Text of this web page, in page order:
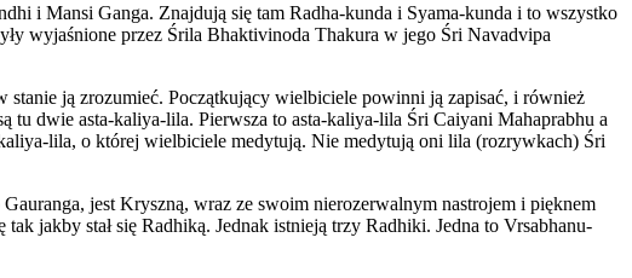
i Mansi Ganga. Znajdują się tam Radha-kunda i Syama-kunda i to wszystko
wyjaśnione przez Śrila Bhaktivinoda Thakura w jego Śri Navadvipa
ją zrozumieć. Początkujący wielbiciele powinni ją zapisać, i również
tu dwie asta-kaliya-lila. Pierwsza to asta-kaliya-lila Śri Caiyani Mahaprabhu a
lila, o której wielbiciele medytują. Nie medytują oni lila (rozrywkach) Śri
jest Kryszną, wraz ze swoim nierozerwalnym nastrojem i pięknem
jakby stał się Radhiką. Jednak istnieją trzy Radhiki. Jedna to Vrsabhanu-